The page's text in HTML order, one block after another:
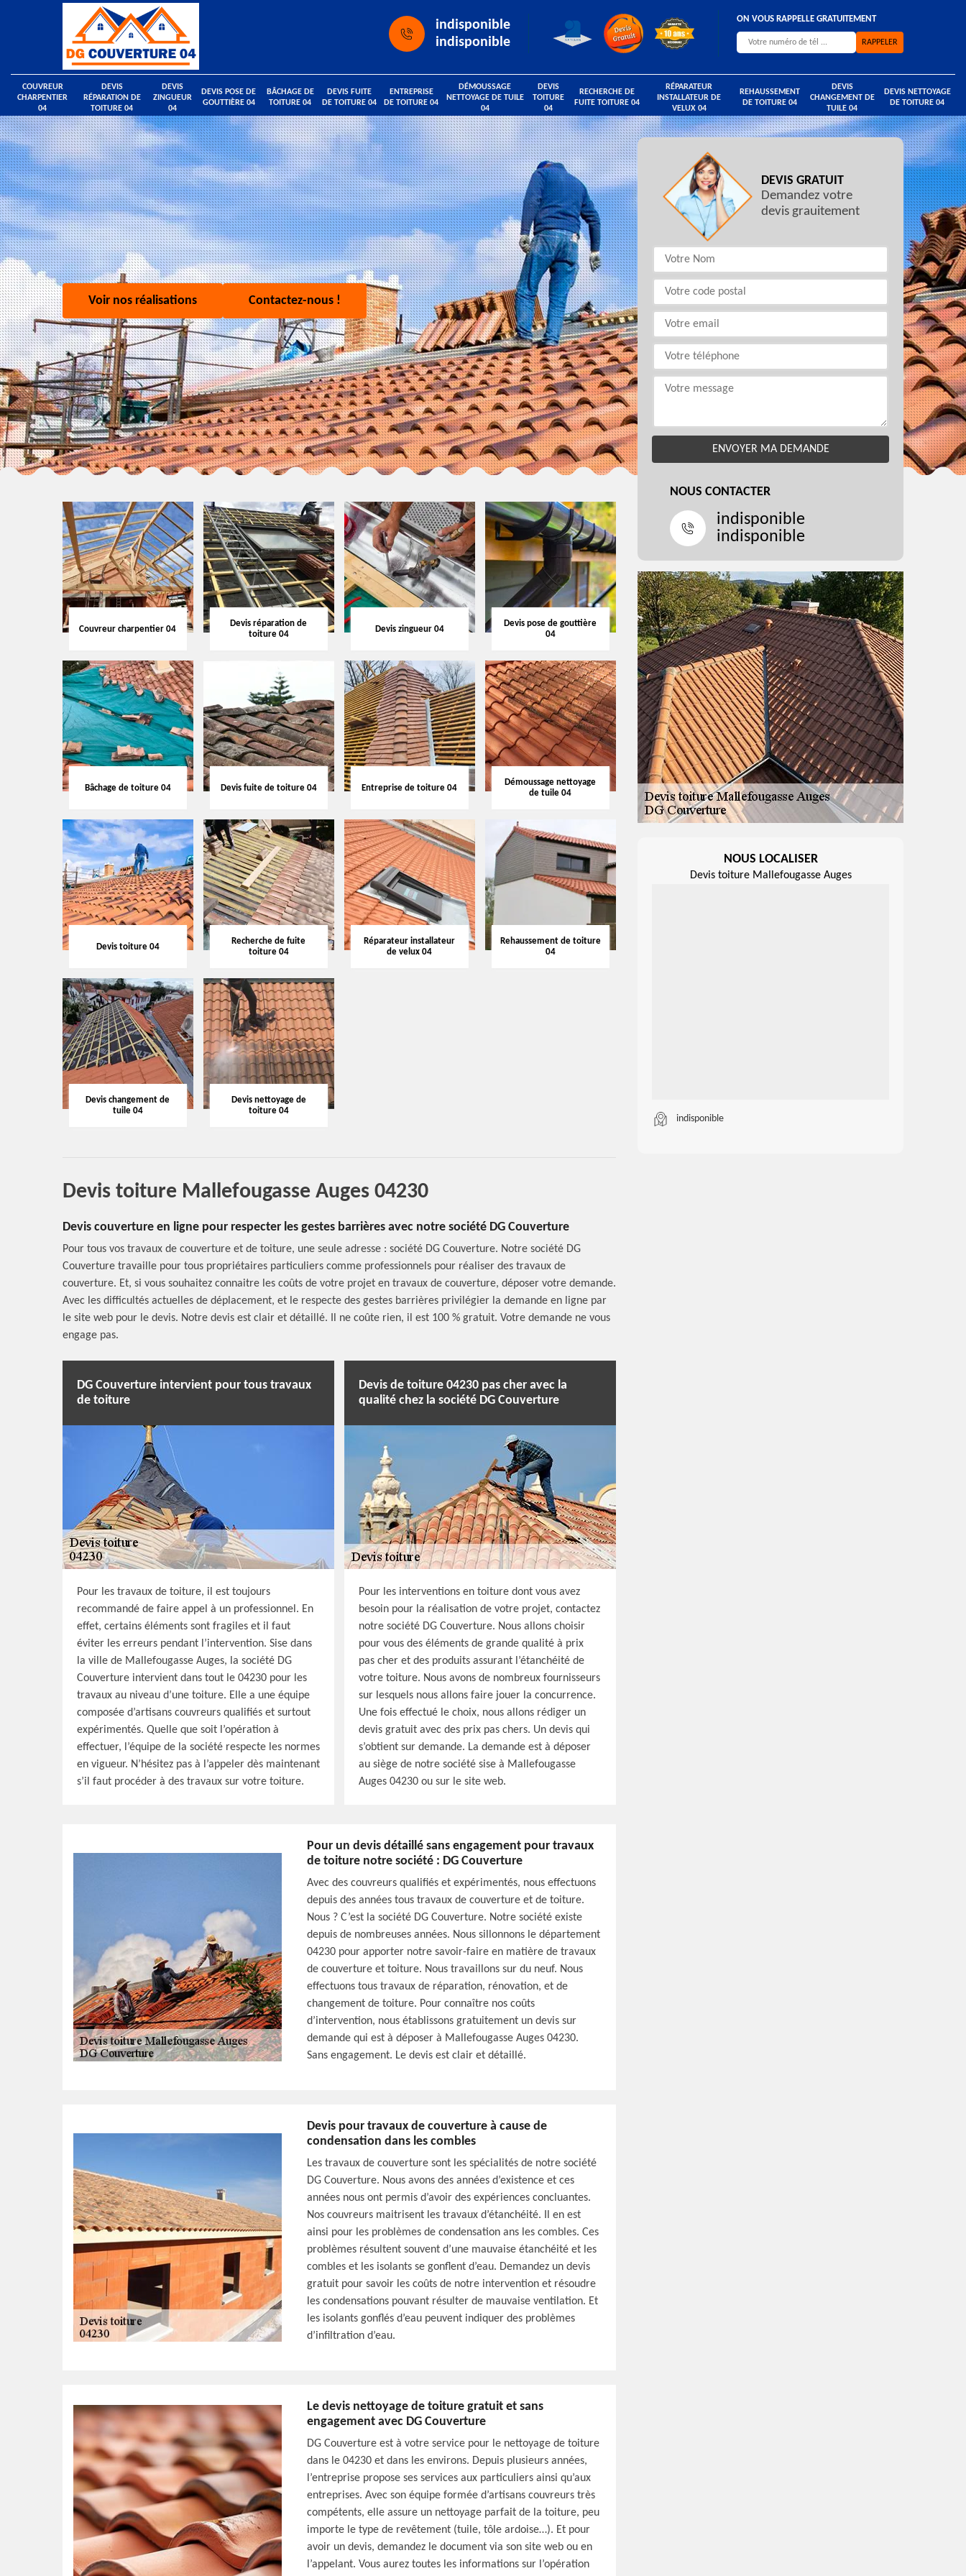
indisponible
indisponible
ON VOUS RAPPELLE GRATUITEMENT
COUVREUR
CHARPENTIER
04
DEVIS
RÉPARATION DE
TOITURE 04
DEVIS
ZINGUEUR
04
DEVIS POSE DE
GOUTTIÈRE 04
BÂCHAGE DE
TOITURE 04
DEVIS FUITE
DE TOITURE 04
ENTREPRISE
DE TOITURE 04
DÉMOUSSAGE
NETTOYAGE DE TUILE
04
DEVIS
TOITURE
04
RECHERCHE DE
FUITE TOITURE 04
RÉPARATEUR
INSTALLATEUR DE
VELUX 04
REHAUSSEMENT
DE TOITURE 04
DEVIS
CHANGEMENT DE
TUILE 04
DEVIS NETTOYAGE
DE TOITURE 04
Voir nos réalisations Contactez-nous !
Couvreur charpentier 04
Devis réparation de
toiture 04
Devis zingueur 04
Devis pose de gouttière
04
Bâchage de toiture 04 Devis fuite de toiture 04 Entreprise de toiture 04
Démoussage nettoyage
de tuile 04
Devis toiture 04
Recherche de fuite
toiture 04
Réparateur installateur
de velux 04
Rehaussement de toiture
04
Devis changement de
tuile 04
Devis nettoyage de
toiture 04
Devis toiture Mallefougasse Auges 04230
Devis couverture en ligne pour respecter les gestes barrières avec notre société DG Couverture
Pour tous vos travaux de couverture et de toiture, une seule adresse : société DG Couverture. Notre société DG
Couverture travaille pour tous propriétaires particuliers comme professionnels pour réaliser des travaux de
couverture. Et, si vous souhaitez connaitre les coûts de votre projet en travaux de couverture, déposer votre demande.
Avec les difficultés actuelles de déplacement, et le respecte des gestes barrières privilégier la demande en ligne par
le site web pour le devis. Notre devis est clair et détaillé. Il ne coûte rien, il est 100 % gratuit. Votre demande ne vous
engage pas.
DG Couverture intervient pour tous travaux
de toiture
Pour les travaux de toiture, il est toujours
recommandé de faire appel à un professionnel. En
effet, certains éléments sont fragiles et il faut
éviter les erreurs pendant l’intervention. Sise dans
la ville de Mallefougasse Auges, la société DG
Couverture intervient dans tout le 04230 pour les
travaux au niveau d’une toiture. Elle a une équipe
composée d’artisans couvreurs qualifiés et surtout
expérimentés. Quelle que soit l’opération à
effectuer, l’équipe de la société respecte les normes
en vigueur. N’hésitez pas à l’appeler dès maintenant
s’il faut procéder à des travaux sur votre toiture.
Devis de toiture 04230 pas cher avec la
qualité chez la société DG Couverture
Pour les interventions en toiture dont vous avez
besoin pour la réalisation de votre projet, contactez
notre société DG Couverture. Nous allons choisir
pour vous des éléments de grande qualité à prix
pas cher et des produits assurant l’étanchéité de
votre toiture. Nous avons de nombreux fournisseurs
sur lesquels nous allons faire jouer la concurrence.
Une fois effectué le choix, nous allons rédiger un
devis gratuit avec des prix pas chers. Un devis qui
s’obtient sur demande. La demande est à déposer
au siège de notre société sise à Mallefougasse
Auges 04230 ou sur le site web.
Pour un devis détaillé sans engagement pour travaux
de toiture notre société : DG Couverture
Avec des couvreurs qualifiés et expérimentés, nous effectuons
depuis des années tous travaux de couverture et de toiture.
Nous ? C’est la société DG Couverture. Notre société existe
depuis de nombreuses années. Nous sillonnons le département
04230 pour apporter notre savoir-faire en matière de travaux
de couverture et toiture. Nous travaillons sur du neuf. Nous
effectuons tous travaux de réparation, rénovation, et de
changement de toiture. Pour connaître nos coûts
d’intervention, nous établissons gratuitement un devis sur
demande qui est à déposer à Mallefougasse Auges 04230.
Sans engagement. Le devis est clair et détaillé.
Devis pour travaux de couverture à cause de
condensation dans les combles
Les travaux de couverture sont les spécialités de notre société
DG Couverture. Nous avons des années d’existence et ces
années nous ont permis d’avoir des expériences concluantes.
Nos couvreurs maitrisent les travaux d’étanchéité. Il en est
ainsi pour les problèmes de condensation ans les combles. Ces
problèmes résultent souvent d’une mauvaise étanchéité et les
combles et les isolants se gonflent d’eau. Demandez un devis
gratuit pour savoir les coûts de notre intervention et résoudre
les condensations pouvant résulter de mauvaise ventilation. Et
les isolants gonflés d’eau peuvent indiquer des problèmes
d’infiltration d’eau.
Le devis nettoyage de toiture gratuit et sans
engagement avec DG Couverture
DG Couverture est à votre service pour le nettoyage de toiture
dans le 04230 et dans les environs. Depuis plusieurs années,
l’entreprise propose ses services aux particuliers ainsi qu’aux
entreprises. Avec son équipe formée d’artisans couvreurs très
compétents, elle assure un nettoyage parfait de la toiture, peu
importe le type de revêtement (tuile, tôle ardoise…). Et pour
avoir un devis, demandez le document via son site web ou en
l’appelant. Vous aurez toutes les informations sur l’opération
DEVIS GRATUIT
Demandez votre
devis grauitement
NOUS CONTACTER
indisponible
indisponible
NOUS LOCALISER
Devis toiture Mallefougasse Auges
indisponible